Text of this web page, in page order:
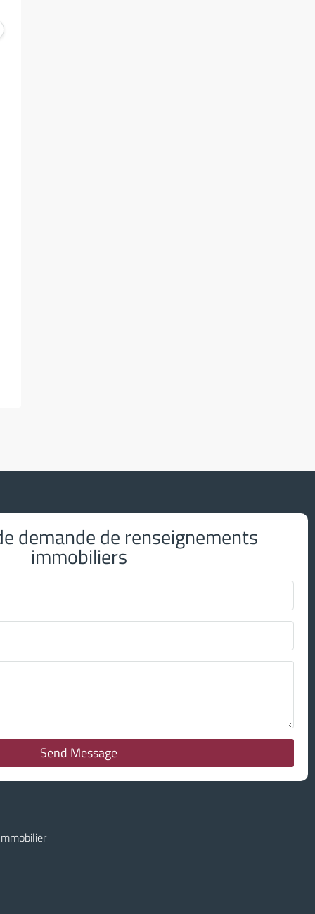
demande de renseignements
immobiliers
Send Message